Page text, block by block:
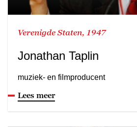
Verenigde Staten, 1947
Jonathan Taplin
muziek- en filmproducent
Lees meer